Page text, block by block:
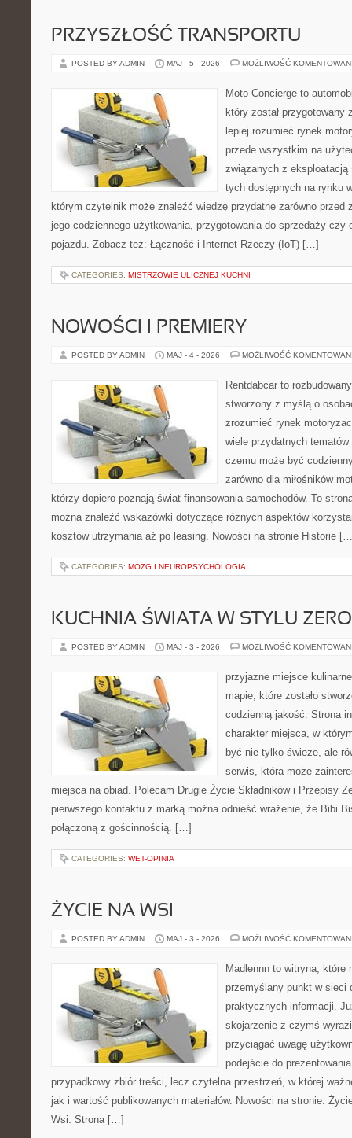
PRZYSZŁOŚĆ TRANSPORTU
POSTED BY ADMIN MAJ - 5 - 2026 MOŻLIWOŚĆ
Moto Concierge to
który został
lepiej rozumieć rynek
przede wszystkim na
związanych z eksploatacją
tych dostępnych na rynku
którym czytelnik może znaleźć wiedzę przydatne zarówno przed
jego codziennego użytkowania, przygotowania do sprzedaży czy
pojazdu. Zobacz też: Łączność i Internet Rzeczy (IoT) […]
CATEGORIES: MISTRZOWIE ULICZNEJ KUCHNI
NOWOŚCI I PREMIERY
POSTED BY ADMIN MAJ - 4 - 2026 MOŻLIWOŚĆ
Rentdabcar to
stworzony z myślą o
zrozumieć rynek
wiele przydatnych
czemu może być
zarówno dla miłośników
którzy dopiero poznają świat finansowania samochodów. To
można znaleźć wskazówki dotyczące różnych aspektów
kosztów utrzymania aż po leasing. Nowości na stronie Historie
CATEGORIES: MÓZG I NEUROPSYCHOLOGIA
KUCHNIA ŚWIATA W STYLU
POSTED BY ADMIN MAJ - 3 - 2026 MOŻLIWOŚĆ
przyjazne miejsce
mapie, które zostało
codzienną jakość. Strona
charakter miejsca, w
być nie tylko świeże, ale
serwis, która może
miejsca na obiad. Polecam Drugie Życie Składników i Przepisy
pierwszego kontaktu z marką można odnieść wrażenie, że Bibi
połączoną z gościnnością. […]
CATEGORIES: WET-OPINIA
ŻYCIE NA WSI
POSTED BY ADMIN MAJ - 3 - 2026 MOŻLIWOŚĆ
Madlennn to witryna, które
przemyślany punkt w sieci
praktycznych informacji.
skojarzenie z czymś
przyciągać uwagę
podejście do
przypadkowy zbiór treści, lecz czytelna przestrzeń, w której
jak i wartość publikowanych materiałów. Nowości na stronie:
Wsi. Strona […]